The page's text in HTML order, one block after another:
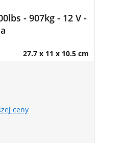
- 907kg - 12 V -
27.7 x 11 x 10.5 cm
ceny